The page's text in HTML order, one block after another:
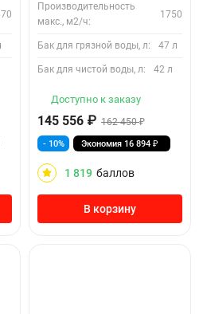
Производительность
макс., м2/ч:
1750
Бак для грязной воды, л: 47 л
Бак для чистой воды, л: 42 л
Доступно к заказу
145 556 ₽ 162 450₽
- 10% Экономия 16 894 ₽
1 819 баллов
В корзину